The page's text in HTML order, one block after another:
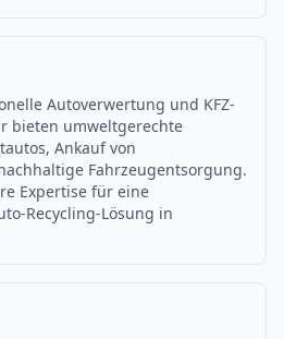
Autoverwertung und KFZ-
bieten umweltgerechte
Ankauf von
Fahrzeugentsorgung.
Expertise für eine
Recycling-Lösung in